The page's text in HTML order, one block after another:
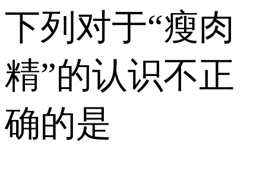
下列对于“瘦肉
精”的认识不正
确的是